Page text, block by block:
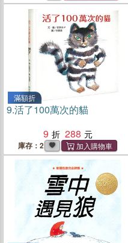
滿額折
9.活了100萬次的貓
9
288
庫存：2